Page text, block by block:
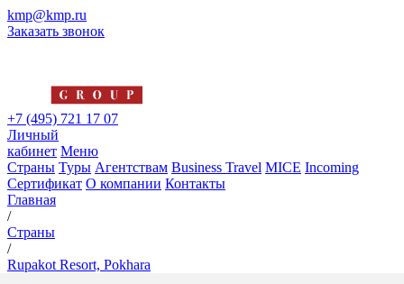
kmp@kmp.ru
Заказать звонок
+7 (495) 721 17 07
Личный
кабинет Меню
Страны Туры Агентствам Business Travel MICE Incoming
Сертификат О компании Контакты
Главная
/
Страны
/
Rupakot Resort, Pokhara